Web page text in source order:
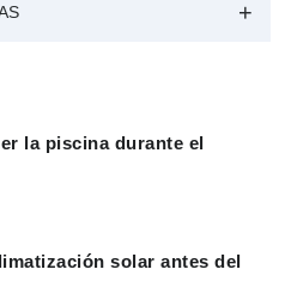
la piscina durante el
solar antes del